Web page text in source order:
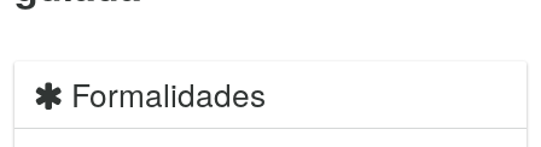
Formalidades